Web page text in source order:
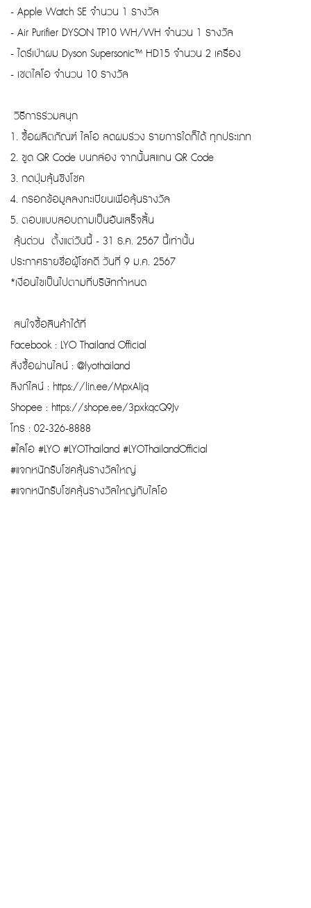
- Apple Watch SE จำนวน 1 รางวัล
- Air Purifier DYSON TP10 WH/WH จำนวน 1 รางวัล
- ไดร์เป่าผม Dyson Supersonic™ HD15 จำนวน 2 เครื่อง
- เซตไลโอ จำนวน 10 รางวัล
วิธีการร่วมสนุก
1. ซื้อผลิตภัณฑ์ ไลโอ ลดผมร่วง รายการใดก็ได้ ทุกประเภท
2. ขูด QR Code บนกล่อง จากนั้นสแกน QR Code
3. กดปุ่มลุ้นชิงโชค
4. กรอกข้อมูลลงทะเบียนเพื่อลุ้นรางวัล
5. ตอบแบบสอบถามเป็นอันเสร็จสิ้น
ลุ้นด่วน ตั้งแต่วันนี้ - 31 ธ.ค. 2567 นี้เท่านั้น
ประกาศรายชื่อผู้โชคดี วันที่ 9 ม.ค. 2567
*เงื่อนไขเป็นไปตามที่บริษัทกำหนด
สนใจซื้อสินค้าได้ที่
Facebook : LYO Thailand Official
สั่งซื้อผ่านไลน์ : @lyothailand
ลิงก์ไลน์ : https://lin.ee/MpxAIjq
Shopee : https://shope.ee/3pxkqcQ9Jv
โทร : 02-326-8888
#ไลโอ #LYO #LYOThailand #LYOThailandOfficial
#แจกหนักรับโชคลุ้นรางวัลใหญ่
#แจกหนักรับโชคลุ้นรางวัลใหญ่กับไลโอ